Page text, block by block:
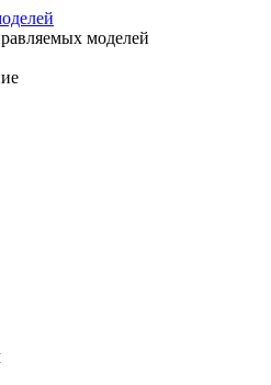
моделей